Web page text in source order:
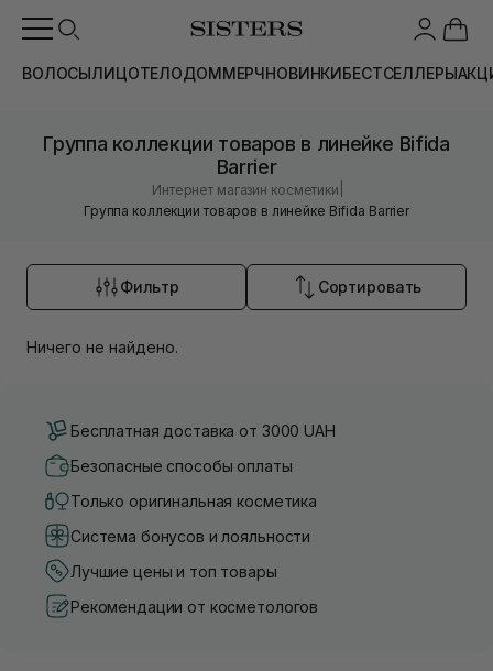
ВОЛОСЫЛИЦОТЕЛОДОММЕРЧНОВИНКИБЕСТСЕЛЛЕРЫ
Группа коллекции товаров в линейке Bifida
Barrier
Интернет магазин косметики
Группа коллекции товаров в линейке Bifida Barrier
Фильтр Сортировать
Ничего не найдено.
Бесплатная доставка от 3000 UAH
Безопасные способы оплаты
Только оригинальная косметика
Система бонусов и лояльности
Лучшие цены и топ товары
Рекомендации от косметологов